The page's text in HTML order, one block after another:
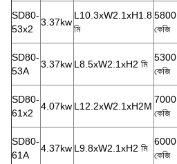
SD80-
53x2
3.37kw
L10.3xW2.1xH1.8
মি
5800
কেজি
SD80-
53A
3.37kw L8.5xW2.1xH2 মি
5300
কেজি
SD80-
61x2
4.07kw L12.2xW2.1xH2M
7000
কেজি
SD80-
61A
4.37kw L9.8xW2.1xH2 মি
6000
কেজি